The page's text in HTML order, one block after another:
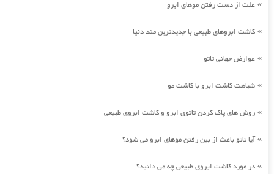
» علت از دست رفتن موهای ابرو
» کاشت ابروهای طبیعی با جدیدترین متد دنیا
» عوارض جهانی تاتو
» شباهت کاشت ابرو با کاشت مو
» روش های پاک کردن تاتوی ابرو و کاشت ابروی طبیعی
»آیا تاتو باعث از بین رفتن موهای ابرو می شود؟
» در مورد کاشت ابروی طبیعی چه می دانید؟